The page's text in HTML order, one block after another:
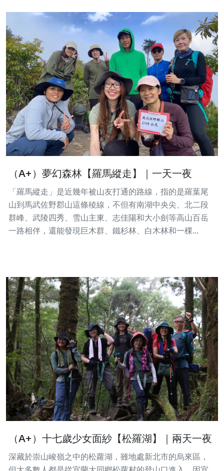
（A+）夢幻森林【羅馬縱走】｜一天一夜
「羅馬縱走」是近幾年被山友打通的路線，指的是羅葉尾
山到馬武佐野郡山這條稜線，不但有南湖中央尖、北二段
群峰、武陵四秀、雪山主東、志佳陽和大小劍等高山百岳
一路相伴，還能發現巨木群、鐵杉林、白木林和一棵...
（A+）十七歲少女面紗【松羅湖】｜兩天一夜
深藏於崇山峻嶺之中的松蘿湖，雖地處新北市的烏來區，